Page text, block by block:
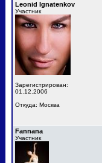
Leonid Ignatenkov
Участник
Зарегистрирован:
01.12.2006
Откуда: Москва
Fannana
Участник